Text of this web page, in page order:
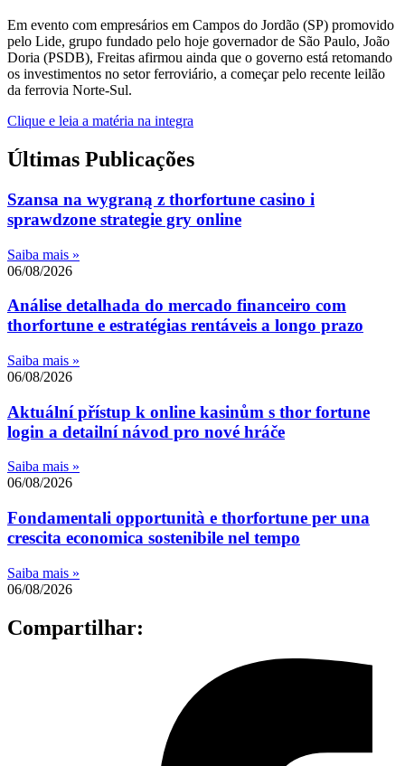
Em evento com empresários em Campos do Jordão (SP) promovido
pelo Lide, grupo fundado pelo hoje governador de São Paulo, João
Doria (PSDB), Freitas afirmou ainda que o governo está retomando
os investimentos no setor ferroviário, a começar pelo recente leilão
da ferrovia Norte-Sul.
Clique e leia a matéria na integra
Últimas Publicações
Szansa na wygraną z thorfortune casino i
sprawdzone strategie gry online
Saiba mais »
06/08/2026
Análise detalhada do mercado financeiro com
thorfortune e estratégias rentáveis a longo prazo
Saiba mais »
06/08/2026
Aktuální přístup k online kasinům s thor fortune
login a detailní návod pro nové hráče
Saiba mais »
06/08/2026
Fondamentali opportunità e thorfortune per una
crescita economica sostenibile nel tempo
Saiba mais »
06/08/2026
Compartilhar: